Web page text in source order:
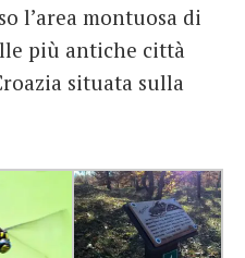
l’area montuosa di
più antiche città
situata sulla